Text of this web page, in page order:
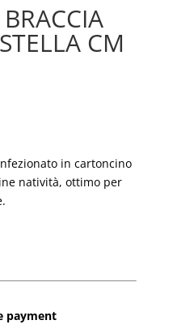
CM
in cartoncino
natività, ottimo per
payment